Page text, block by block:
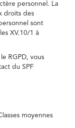
personnel. La
droits des
sont
XV.10/1 à
RGPD, vous
du SPF
moyennes